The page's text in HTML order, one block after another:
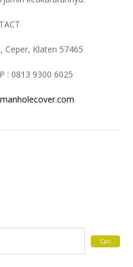
Ceper, Klaten 57465
: 0813 9300 6025